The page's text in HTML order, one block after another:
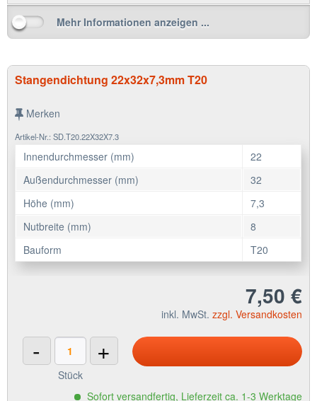
Mehr Informationen anzeigen ...
Stangendichtung 22x32x7,3mm T20
Merken
Artikel-Nr.: SD.T20.22X32X7.3
Innendurchmesser (mm)
22
Außendurchmesser (mm)
32
Höhe (mm)
7,3
Nutbreite (mm)
8
Bauform
T20
7,50 €
inkl. MwSt. zzgl. Versandkosten
- +
Stück
Sofort versandfertig, Lieferzeit ca. 1-3 Werktage